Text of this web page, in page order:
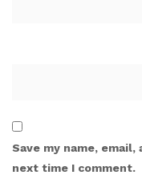
Save my name,
next time I comment.